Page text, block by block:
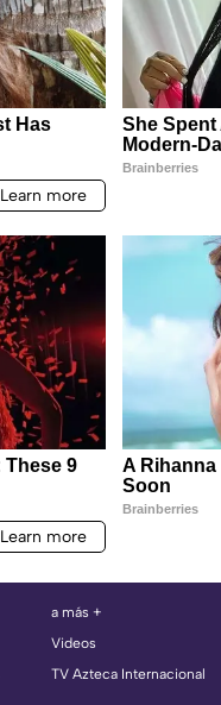
a más +
Videos
TV Azteca Internacional